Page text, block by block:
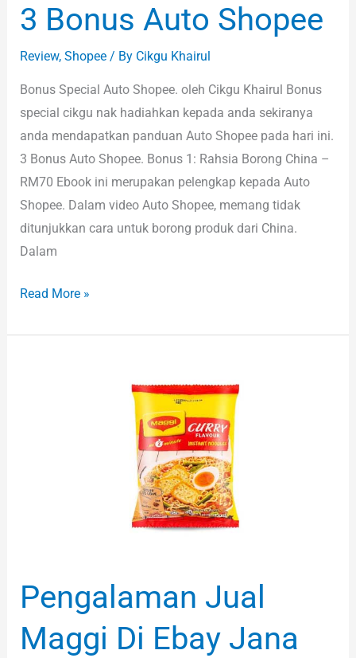
3 Bonus Auto Shopee
Review, Shopee/ By Cikgu Khairul
Bonus Special Auto Shopee. oleh Cikgu Khairul Bonus
special cikgu nak hadiahkan kepada anda sekiranya
anda mendapatkan panduan Auto Shopee pada hari ini.
3 Bonus Auto Shopee. Bonus 1: Rahsia Borong China –
RM70 Ebook ini merupakan pelengkap kepada Auto
Shopee. Dalam video Auto Shopee, memang tidak
ditunjukkan cara untuk borong produk dari China.
Dalam
Read More »
Pengalaman Jual
Maggi Di Ebay Jana